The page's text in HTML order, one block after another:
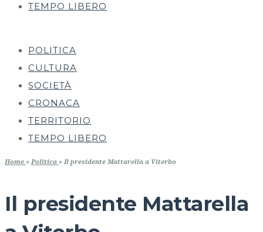
TEMPO LIBERO
POLITICA
CULTURA
SOCIETÀ
CRONACA
TERRITORIO
TEMPO LIBERO
Home » Politica » Il presidente Mattarella a Viterbo
Il presidente Mattarella